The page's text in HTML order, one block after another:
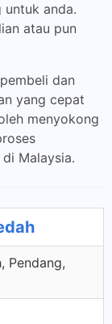
untuk anda.
atau pun
dan
yang cepat
menyokong
Malaysia.
Pendang,